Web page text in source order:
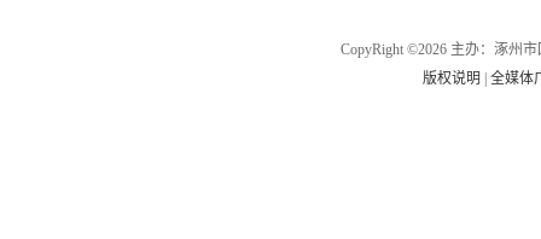
CopyRight ©2026 主办：涿州
版权说明
|全媒体